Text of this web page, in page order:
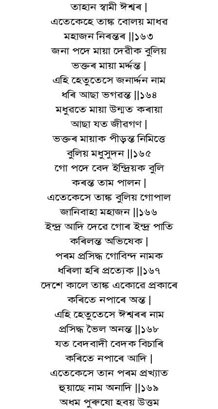
তাহান স্বামী ঈশ্বৰ |
এতেকেহে তাঙ্ক বোলয় মাধৱ
মহাজন নিৰন্তৰ ||১৬৩
জনা পদে মায়া দেৱীক বুলিয়
ভক্তৰ মায়া মৰ্দ্দন্ত |
এহি হেতুতেসে জনাৰ্দ্দন নাম
ধৰি আছা ভগৱন্ত ||১৬৪
মধুৱতে মায়া উন্মত কৰায়া
আছা যত জীৱগণ |
ভক্তৰ মায়াক পীড়ন্ত নিমিত্তে
বুলিয় মধুসুদন ||১৬৫
গো পদে বেদ ইন্দ্ৰিয়ক বুলি
কৰন্ত তাম পালন |
এতেকেসে তাঙ্ক বুলিয় গোপাল
জানিবাহা মহাজন ||১৬৬
ইন্দ্ৰ আদি দেৱে গোৰ ইন্দ্ৰ পাতি
কৰিলন্ত অভিষেক |
পৰম প্ৰসিদ্ধ গোবিন্দ নামক
ধৰিলা হৰি প্ৰত্যেক ||১৬৭
দেশে কালে তাঙ্ক একোৱে প্ৰকাৰে
কৰিতে নপাৰে অন্ত |
এহি হেতুতেসে ঈশ্বৰৰ নাম
প্ৰসিদ্ধ ভৈল অনন্ত ||১৬৮
যত বেদবাদী বেদক বিচাৰি
কৰিতে নপাৰে আদি |
এতেকেসে তান পৰম প্ৰখ্যাত
হুয়াছে নাম অনাদি ||১৬৯
অধম পুৰুষো হবয় উত্তম